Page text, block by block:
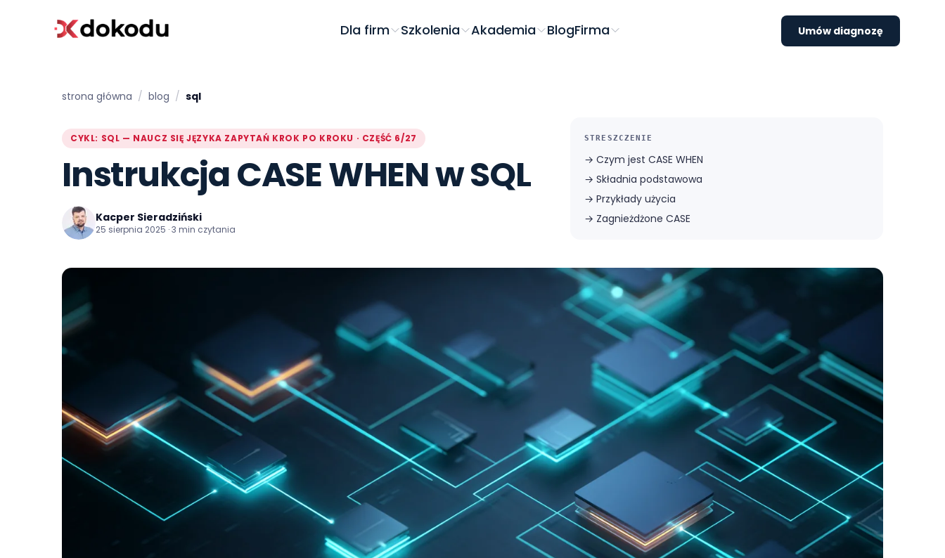
Dla firm Szkolenia Akademia BlogFirma Umów diagnozę
strona główna / blog / sql
CYKL: SQL — NAUCZ SIĘ JĘZYKA ZAPYTAŃ KROK PO KROKU · CZĘŚĆ 6/27
Instrukcja CASE WHEN w SQL
Kacper Sieradziński
25 sierpnia 2025 · 3 min czytania
STRESZCZENIE
→Czym jest CASE WHEN
→Składnia podstawowa
→Przykłady użycia
→ Zagnieżdżone CASE